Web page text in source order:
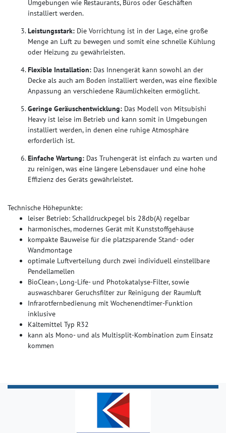
Umgebungen wie Restaurants, Büros oder Geschäften
installiert werden.
Leistungsstark: Die Vorrichtung ist in der Lage, eine große
Menge an Luft zu bewegen und somit eine schnelle Kühlung
oder Heizung zu gewährleisten.
Flexible Installation: Das Innengerät kann sowohl an der
Decke als auch am Boden installiert werden, was eine flexible
Anpassung an verschiedene Räumlichkeiten ermöglicht.
Geringe Geräuschentwicklung: Das Modell von Mitsubishi
Heavy ist leise im Betrieb und kann somit in Umgebungen
installiert werden, in denen eine ruhige Atmosphäre
erforderlich ist.
Einfache Wartung: Das Truhengerät ist einfach zu warten und
zu reinigen, was eine längere Lebensdauer und eine hohe
Effizienz des Geräts gewährleistet.
Technische Höhepunkte:
leiser Betrieb: Schalldruckpegel bis 28db(A) regelbar
harmonisches, modernes Gerät mit Kunststoffgehäuse
kompakte Bauweise für die platzsparende Stand- oder
Wandmontage
optimale Luftverteilung durch zwei individuell einstellbare
Pendellamellen
BioClean-, Long-Life- und Photokatalyse-Filter, sowie
auswaschbarer Geruchsfilter zur Reinigung der Raumluft
Infrarotfernbedienung mit Wochenendtimer-Funktion
inklusive
Kältemittel Typ R32
kann als Mono- und als Multisplit-Kombination zum Einsatz
kommen